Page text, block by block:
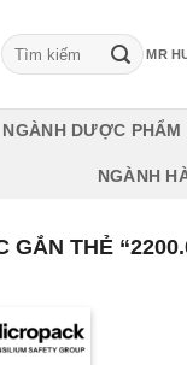
Tìm
kiếm:
MR
NGÀNH DƯỢC PHẨM
NGÀNH
GẮN THẺ